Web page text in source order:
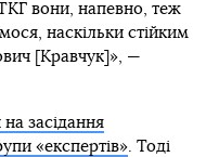
вони, напевно, теж
наскільки стійким
[Кравчук]», —
засідання
«експертів». Тоді